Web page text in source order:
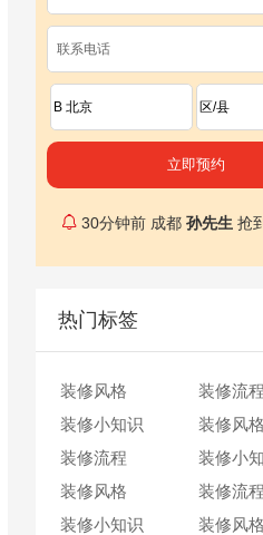
小时前 成都王先生
2小时前 成都周女士抢
30分钟前 成都孙先生 抢
40分钟前 成都
1小时前 成都王先生抢
2小时前 成都 周女士抢到
30 分钟前 成都 孙先生抢
50分钟前 成都 李女士抢
2小时前 成都 王女士抢到
40 分钟前 成都 廖女士抢
热门标签
装修风格
装修流程
装修小知识
装修风格
装修流程
装修小
装修风格
装修流程
装修小知识
装修风格